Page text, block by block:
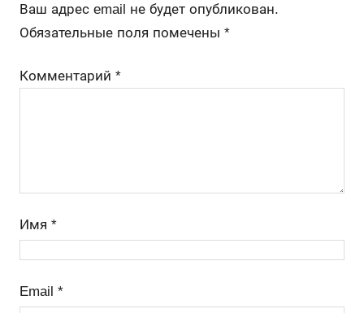
Ваш адрес email не будет опубликован.
Обязательные поля помечены *
Комментарий *
Имя *
Email *